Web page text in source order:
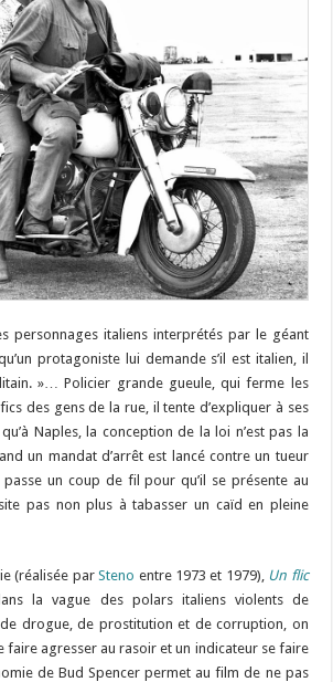
personnages italiens interprétés par le géant
protagoniste lui demande s’il est italien, il
»… Policier grande gueule, qui ferme les
des gens de la rue, il tente d’expliquer à ses
Naples, la conception de la loi n’est pas la
un mandat d’arrêt est lancé contre un tueur
passe un coup de fil pour qu’il se présente au
pas non plus à tabasser un caïd en pleine
(réalisée parSteno entre 1973 et 1979), Un flic
la vague des polars italiens violents de
de drogue, de prostitution et de corruption, on
faire agresser au rasoir et un indicateur se faire
de Bud Spencer permet au film de ne pas